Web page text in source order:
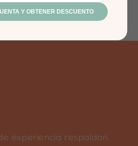
Y OBTENER DESCUENTO
experiencia respaldan